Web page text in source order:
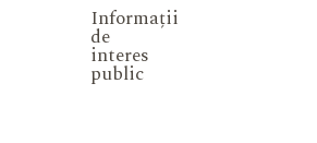
Informații
de
interes
public